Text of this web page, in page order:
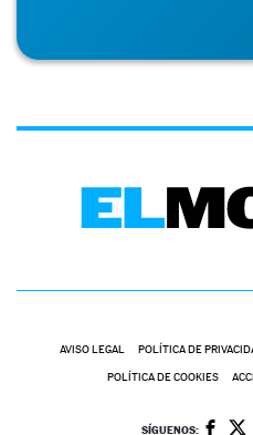
AVISO LEGAL POLÍTICA DE
POLÍTICA DE COOKIES
SÍGUENOS: